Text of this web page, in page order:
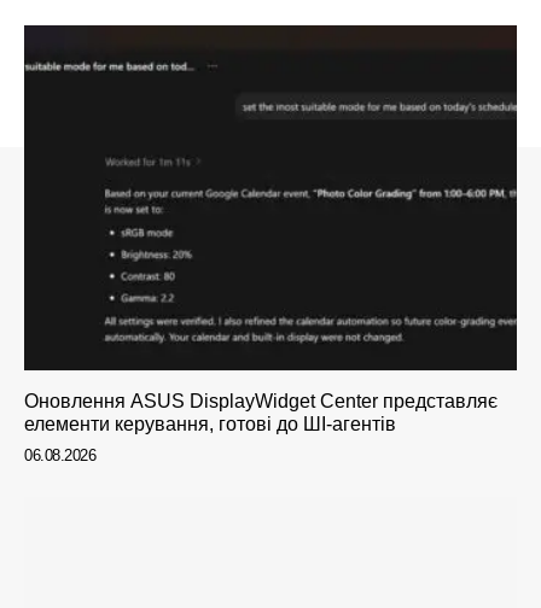
Оновлення ASUS DisplayWidget Center представляє
елементи керування, готові до ШІ-агентів
06.08.2026